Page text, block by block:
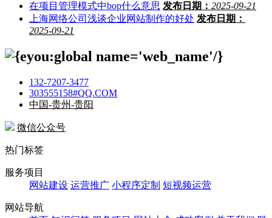
在项目管理模式中bop什么意思 发布日期： 2025-09-21
上海网络公司浅谈企业网站制作的好处 发布日期：
2025-09-21
132-7207-3477
303555158#QQ.COM
中国-贵州-贵阳
微信公众号
热门标签
服务项目
网站建设 运营推广 小程序定制 短视频运营
网站导航